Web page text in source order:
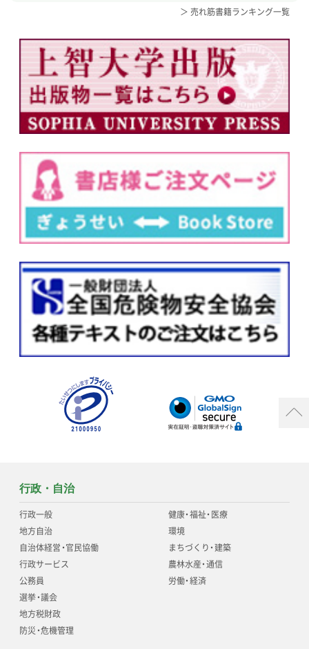
＞ 売れ筋書籍ランキング一覧
行政・自治
行政一般
地方自治
自治体経営・官民協働
行政サービス
公務員
選挙・議会
地方税財政
防災・危機管理
健康・福祉・医療
環境
まちづくり・建築
農林水産・通信
労働・経済